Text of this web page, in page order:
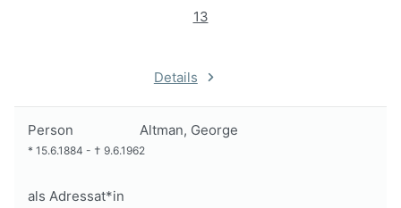
13
Details
Person Altman, George
* 15.6.1884 - † 9.6.1962
als Adressat*in